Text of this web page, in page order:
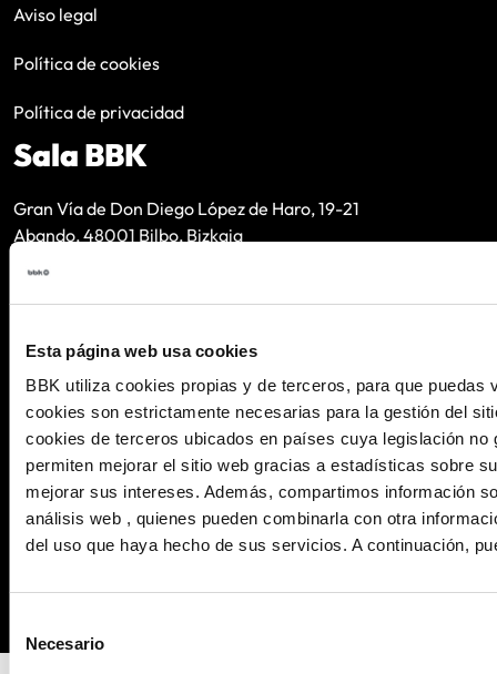
Esta página web usa cookies
BBK utiliza cookies propias y de terceros, para que
cookies son estrictamente necesarias para la gestión del
cookies de terceros ubicados en países cuya legislación
permiten mejorar el sitio web gracias a estadísticas sobre
mejorar sus intereses. Además, compartimos información
análisis web , quienes pueden combinarla con otra
del uso que haya hecho de sus servicios. A continuación,
Necesario
Aviso legal
Política de cookies
Política de privacidad
Sala BBK
Gran Vía de Don Diego López de Haro, 19-21
Abando, 48001 Bilbo, Bizkaia
944 05 88 24
Al suscribirse, usted consiente el tratamiento de sus datos
personales. Sus datos serán tratados por BBK para el envío
de comunicaciones informativas y novedades que puedan
resultar de su interés. Podrá ejercer sus derechos o revocar
su consentimiento conforme a lo establecido en lacláusula